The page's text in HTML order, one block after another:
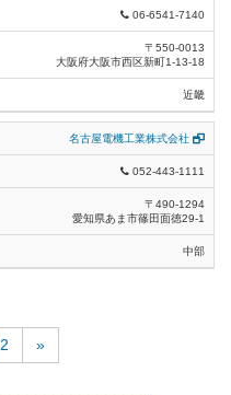
06-6541-7140
〒550-0013
大阪府大阪市西区新町1-13-18
近畿
名古屋電機工業株式会社
052-443-1111
〒490-1294
愛知県あま市篠田面徳29-1
中部
2 »